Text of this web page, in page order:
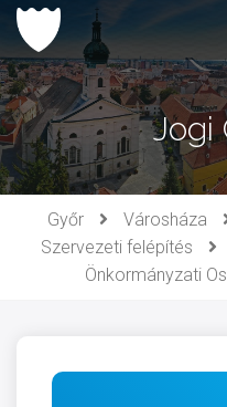
Ugrás
tartalomhoz
Jogi
Győr Városháza
Szervezeti felépítés
Önkormányzati